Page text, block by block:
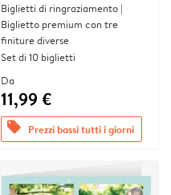
Biglietti di ringraziamento |
Biglietto premium con tre
finiture diverse
Set di 10 biglietti
Da
11,99 €
offers Prezzi bassi tutti i giorni